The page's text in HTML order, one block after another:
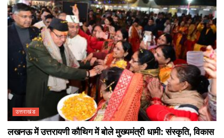
उत्तराखंड
लखनऊ में उत्तरायणी कौथिग में बोले मुख्यमंत्री धामी: संस्कृति, विकास